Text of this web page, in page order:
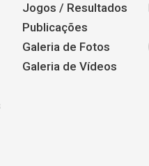
Jogos / Resultados
Publicações
Galeria de Fotos
Galeria de Vídeos